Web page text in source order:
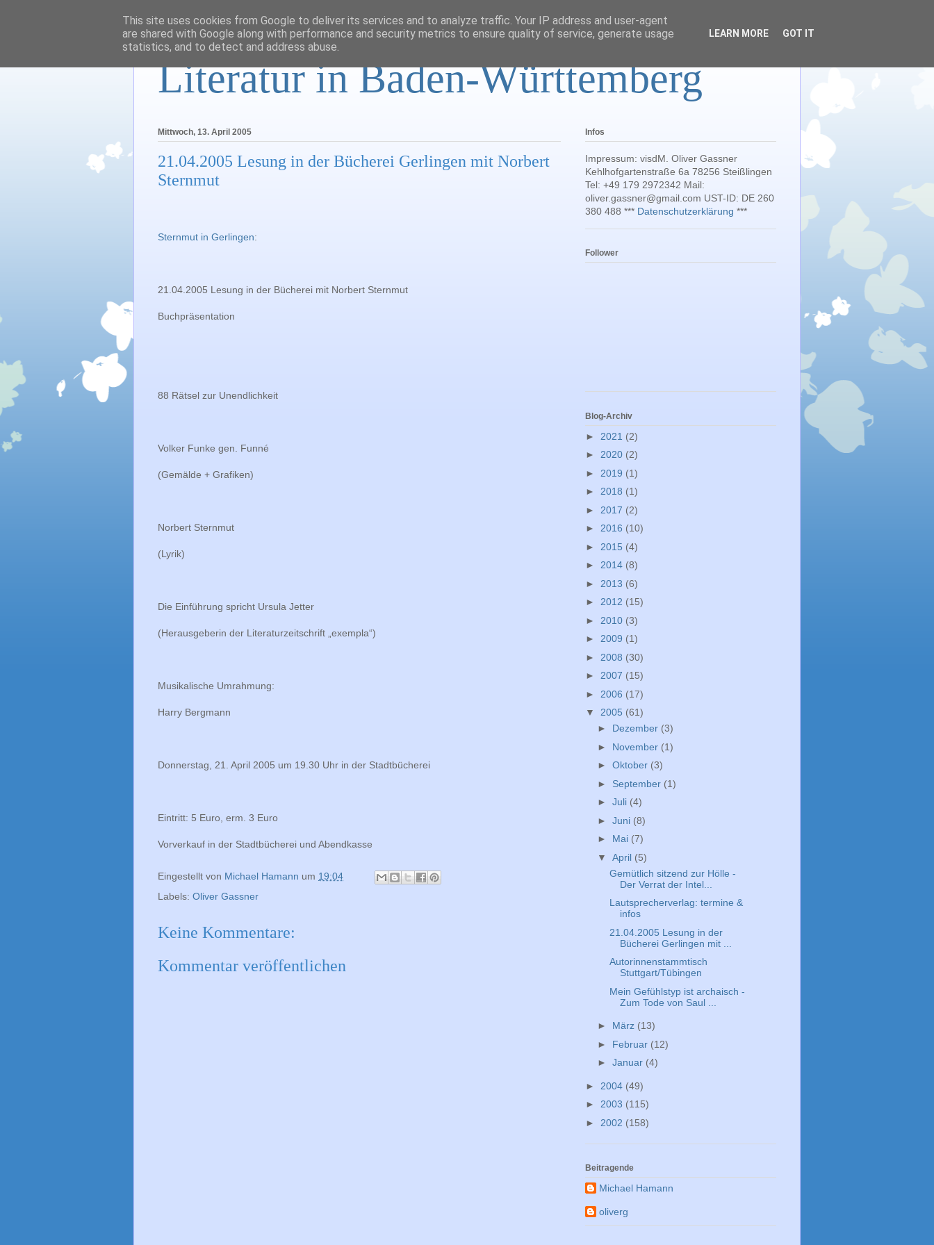
Literatur in Baden-Württemberg
Mittwoch, 13. April 2005
21.04.2005 Lesung in der Bücherei Gerlingen mit Norbert
Sternmut
Sternmut in Gerlingen:
21.04.2005 Lesung in der Bücherei mit Norbert Sternmut
Buchpräsentation
88 Rätsel zur Unendlichkeit
Volker Funke gen. Funné
(Gemälde + Grafiken)
Norbert Sternmut
(Lyrik)
Die Einführung spricht Ursula Jetter
(Herausgeberin der Literaturzeitschrift „exempla“)
Musikalische Umrahmung:
Harry Bergmann
Donnerstag, 21. April 2005 um 19.30 Uhr in der Stadtbücherei
Eintritt: 5 Euro, erm. 3 Euro
Vorverkauf in der Stadtbücherei und Abendkasse
Eingestellt von Michael Hamann um 19:04
Labels: Oliver Gassner
Keine Kommentare:
Kommentar veröffentlichen
Infos
Impressum: visdM. Oliver Gassner
Kehlhofgartenstraße 6a 78256 Steißlingen
Tel: +49 179 2972342 Mail:
oliver.gassner@gmail.com UST-ID: DE 260
380 488 *** Datenschutzerklärung ***
Follower
Blog-Archiv
► 2021 (2)
► 2020 (2)
► 2019 (1)
► 2018 (1)
► 2017 (2)
► 2016 (10)
► 2015 (4)
► 2014 (8)
► 2013 (6)
► 2012 (15)
► 2010 (3)
► 2009 (1)
► 2008 (30)
► 2007 (15)
► 2006 (17)
▼ 2005 (61)
► Dezember (3)
► November (1)
► Oktober (3)
► September (1)
► Juli (4)
► Juni (8)
► Mai (7)
▼ April (5)
Gemütlich sitzend zur Hölle -
Der Verrat der Intel...
Lautsprecherverlag: termine &
infos
21.04.2005 Lesung in der
Bücherei Gerlingen mit ...
Autorinnenstammtisch
Stuttgart/Tübingen
Mein Gefühlstyp ist archaisch -
Zum Tode von Saul ...
► März (13)
► Februar (12)
► Januar (4)
► 2004 (49)
► 2003 (115)
► 2002 (158)
Beitragende
Michael Hamann
oliverg
This site uses cookies from Google to deliver its services and to analyze traffic. Your IP address and user-agent
are shared with Google along with performance and security metrics to ensure quality of service, generate usage
statistics, and to detect and address abuse.
LEARN MORE GOT IT